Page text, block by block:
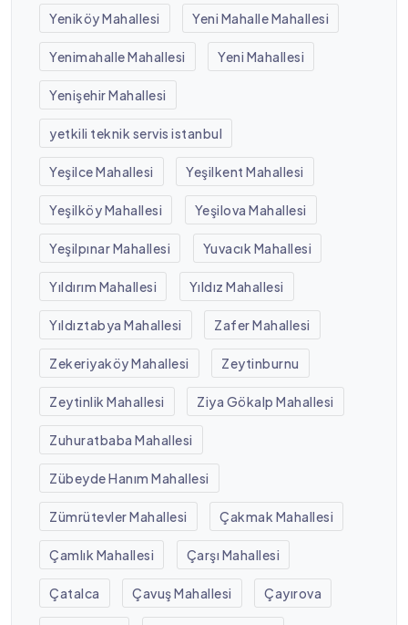
Yeniköy Mahallesi Yeni Mahalle Mahallesi
Yenimahalle Mahallesi Yeni Mahallesi
Yenişehir Mahallesi
yetkili teknik servis istanbul
Yeşilce Mahallesi Yeşilkent Mahallesi
Yeşilköy Mahallesi Yeşilova Mahallesi
Yeşilpınar Mahallesi Yuvacık Mahallesi
Yıldırım Mahallesi Yıldız Mahallesi
Yıldıztabya Mahallesi Zafer Mahallesi
Zekeriyaköy Mahallesi Zeytinburnu
Zeytinlik Mahallesi Ziya Gökalp Mahallesi
Zuhuratbaba Mahallesi
Zübeyde Hanım Mahallesi
Zümrütevler Mahallesi Çakmak Mahallesi
Çamlık Mahallesi Çarşı Mahallesi
Çatalca Çavuş Mahallesi Çayırova